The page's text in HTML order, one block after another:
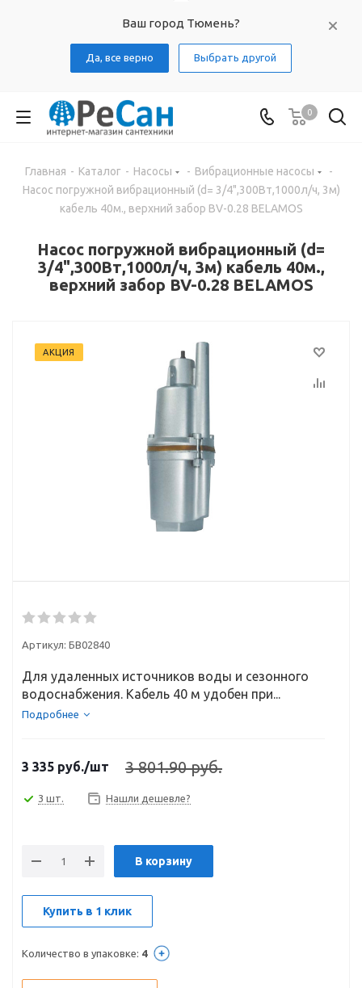
Ваш город Тюмень?
Да, все верно Выбрать другой
0
Главная - Каталог - Насосы - Вибрационные насосы
-
Насос погружной вибрационный (d= 3/4",300Вт,1000л/ч, 3м)
кабель 40м., верхний забор BV-0.28 BELAMOS
Насос погружной вибрационный (d=
3/4",300Вт,1000л/ч, 3м) кабель 40м.,
верхний забор BV-0.28 BELAMOS
АКЦИЯ
Артикул: БВ02840
Для удаленных источников воды и сезонного
водоснабжения. Кабель 40 м удобен при...
Подробнее
3 335 руб./шт 3 801.90 руб.
3 шт. Нашли дешевле?
В корзину
Купить в 1 клик
Количество в упаковке: 4